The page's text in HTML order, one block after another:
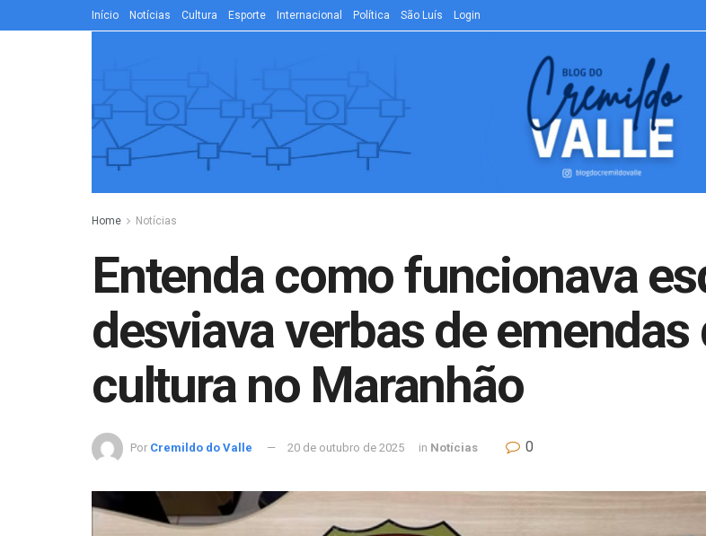
Início Notícias Cultura Esporte Internacional Política São Luís Login
Home Notícias
Entenda como funcionava
desviava verbas de
cultura no Maranhão
Por Cremildo do Valle 20 de outubro de 2025 in Notícias 0